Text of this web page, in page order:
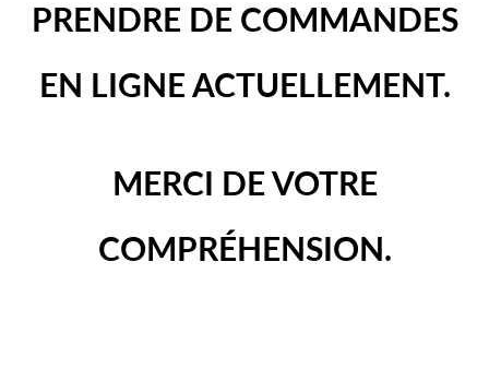
PRENDRE DE COMMANDES
EN LIGNE ACTUELLEMENT.
MERCI DE VOTRE
COMPRÉHENSION.